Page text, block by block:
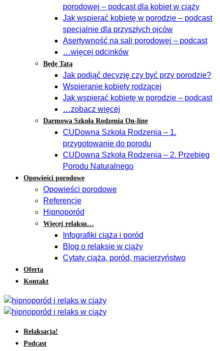
porodowej – podcast dla kobiet w ciąży
Jak wspierać kobietę w porodzie – podcast
specjalnie dla przyszłych ojców
Asertywność na sali porodowej – podcast
…więcej odcinków
Będę Tatą
Jak podjąć decyzję czy być przy porodzie?
Wspieranie kobiety rodzącej
Jak wspierać kobietę w porodzie – podcast
…zobacz więcej
Darmowa Szkoła Rodzenia On-line
CUDowna Szkoła Rodzenia – 1.
przygotowanie do porodu
CUDowna Szkoła Rodzenia – 2. Przebieg
Porodu Naturalnego
Opowieści porodowe
Opowieści porodowe
Referencje
Hipnoporód
Więcej relaksu…
Infografiki ciąża i poród
Blog o relaksie w ciąży
Cytaty ciąża, poród, macierzyństwo
Oferta
Kontakt
Relaksacja!
Podcast